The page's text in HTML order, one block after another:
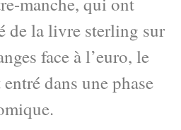
de la livre sterling sur
face à l’euro, le
dans une phase